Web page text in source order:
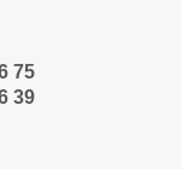
75
39